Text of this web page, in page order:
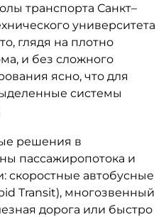
транспорта Санкт–
университета
глядя на плотно
и без сложного
ясно, что для
системы
решения в
пассажиропотока и
скоростные автобусные
Transit), многозвенный
дорога или быстро